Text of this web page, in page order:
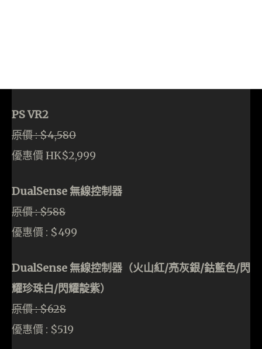
PS VR2
原價 : $4,580
優惠價 HK$2,999
DualSense 無線控制器
原價 : $588
優惠價 : $499
DualSense 無線控制器（火山紅/亮灰銀/鈷藍色/閃
耀珍珠白/閃耀靛紫）
原價 : $628
優惠價 : $519